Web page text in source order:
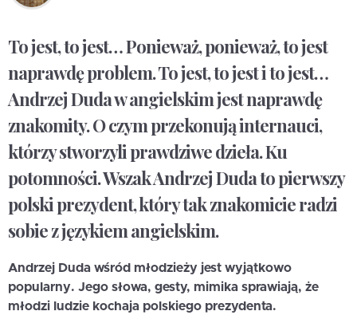
To jest, to jest… Ponieważ, ponieważ, to jest
naprawdę problem. To jest, to jest i to jest…
Andrzej Duda w angielskim jest naprawdę
znakomity. O czym przekonują internauci,
którzy stworzyli prawdziwe dzieła. Ku
potomności. Wszak Andrzej Duda to pierwszy
polski prezydent, który tak znakomicie radzi
sobie z językiem angielskim.
Andrzej Duda wśród młodzieży jest wyjątkowo
popularny. Jego słowa, gesty, mimika sprawiają, że
młodzi ludzie kochaja polskiego prezydenta.